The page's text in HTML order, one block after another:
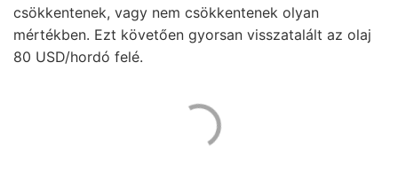
csökkentenek, vagy nem csökkentenek olyan
mértékben. Ezt követően gyorsan visszatalált az olaj
80 USD/hordó felé.